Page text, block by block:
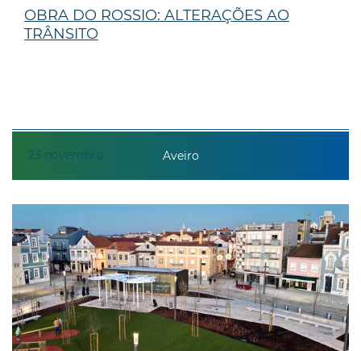
23 novembro
OBRA DO ROSSIO: ALTERAÇÕES AO
TRÂNSITO
Aveiro